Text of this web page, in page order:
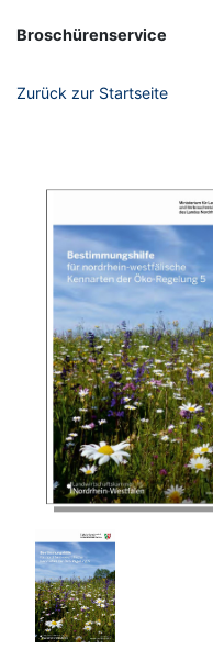
Broschürenservice
Zurück zur Startseite